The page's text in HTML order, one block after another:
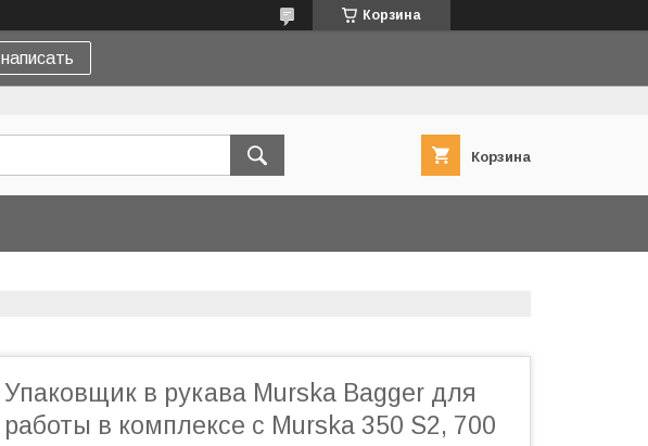
Корзина
написать
Корзина
Упаковщик в рукава Murska Bagger для
работы в комплексе с Murska 350 S2, 700